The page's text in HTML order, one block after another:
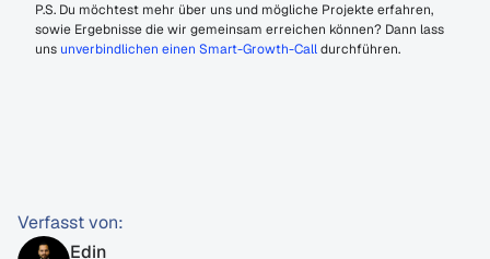
P.S. Du möchtest mehr über uns und mögliche Projekte erfahren,
sowie Ergebnisse die wir gemeinsam erreichen können? Dann lass
uns unverbindlichen einen Smart-Growth-Call durchführen.
Verfasst von:
Edin